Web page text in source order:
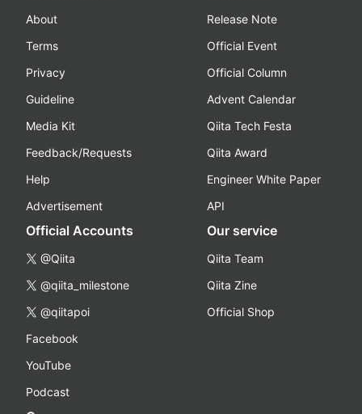
About
Terms
Privacy
Guideline
Media Kit
Feedback/Requests
Help
Advertisement
Release Note
Official Event
Official Column
Advent Calendar
Qiita Tech Festa
Qiita Award
Engineer White Paper
API
Official Accounts
@Qiita
@qiita_milestone
@qiitapoi
Facebook
YouTube
Podcast
Our service
Qiita Team
Qiita Zine
Official Shop